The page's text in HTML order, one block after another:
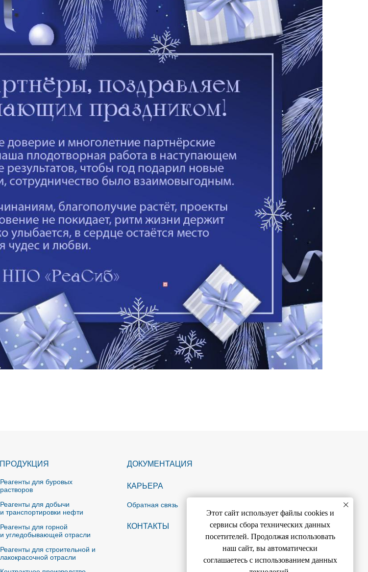
ПРОДУКЦИЯ
Реагенты для буровых
растворов
Реагенты для добычи
и транспортировки нефти
Реагенты для горной
и угледобывающей отрасли
Реагенты для строительной и
лакокрасочной отрасли
ДОКУМЕНТАЦИЯ
КОНТАКТЫ + 7 (3822) 999-260
info@reasib.com
634058, Россия, г. Томск,
КАРЬЕРА
Обратная связь
Этот сайт использует файлы cookies и
сервисы сбора технических данных
посетителей. Продолжая использовать
наш сайт, вы автоматически
соглашаетесь с использованием данных